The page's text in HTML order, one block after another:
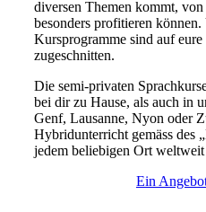
diversen Themen kommt,
besonders profitieren
Kursprogramme sind auf
zugeschnitten.
Die semi-privaten
bei dir zu Hause, als auch in
Genf, Lausanne, Nyon oder
Hybridunterricht gemäss des
jedem beliebigen Ort
Ein